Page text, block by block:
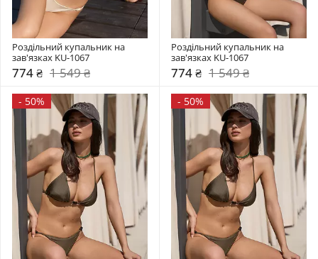
Роздільний купальник на
зав'язках KU-1067
774 ₴ 1 549 ₴
Роздільний купальник на
зав'язках KU-1067
774 ₴ 1 549 ₴
- 50% - 50%